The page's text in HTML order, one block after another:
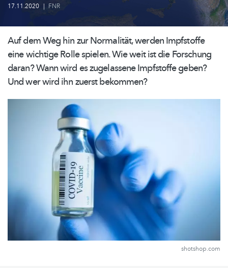
17.11.2020 | FNR
Auf dem Weg hin zur Normalität, werden Impfstoffe
eine wichtige Rolle spielen. Wie weit ist die Forschung
daran? Wann wird es zugelassene Impfstoffe geben?
Und wer wird ihn zuerst bekommen?
shotshop.com